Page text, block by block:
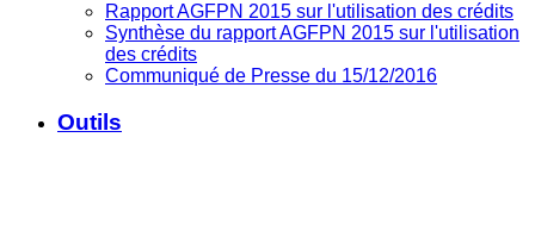
Rapport AGFPN 2015 sur l'utilisation des crédits
Synthèse du rapport AGFPN 2015 sur l'utilisation
des crédits
Communiqué de Presse du 15/12/2016
Outils